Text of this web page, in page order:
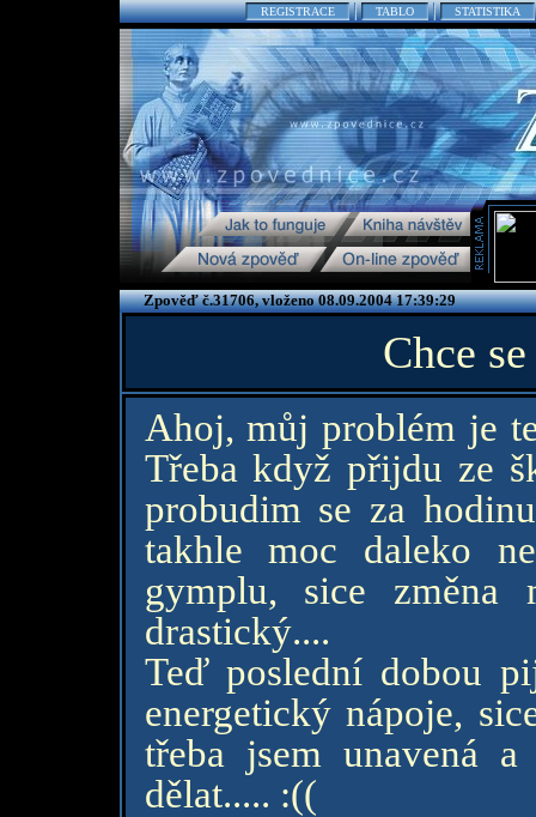
REGISTRACE TABLO STATISTIKA
Zpověď č.31706, vloženo 08.09.2004 17:39:29
Chce
Ahoj, můj problém je
Třeba když přijdu ze
probudim se za
takhle moc daleko
gymplu, sice
drastický....
Teď poslední dobou
energetický nápoje,
třeba jsem unavená
dělat..... :((